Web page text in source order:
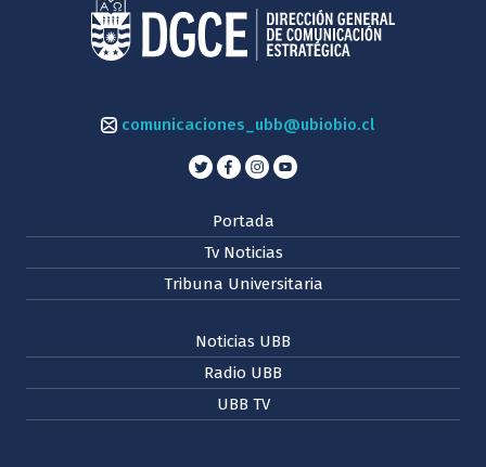
comunicaciones_ubb@ubiobio.cl
Portada
Tv Noticias
Tribuna Universitaria
Noticias UBB
Radio UBB
UBB TV